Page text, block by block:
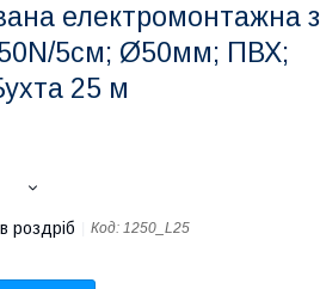
електромонтажна з
5см; Ø50мм; ПВХ;
25 м
роздріб Код: 1250_L25